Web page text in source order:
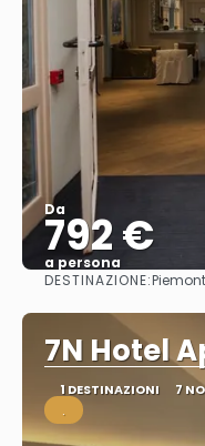
Da
792 €
a persona
DESTINAZIONE:
7N Hotel
1 DESTINAZIONI 7
.